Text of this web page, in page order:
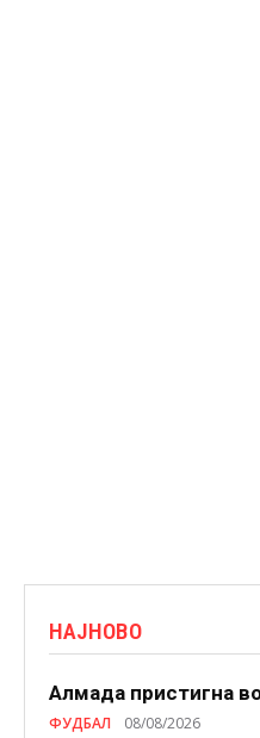
НАЈНОВО
Алмада пристигна
ФУДБАЛ 08/08/2026